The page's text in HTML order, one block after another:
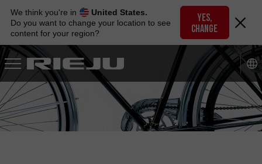
navigation
to
content
We think you're in
United States.
Do you want to change your location to see
content for your region?
YES,
CHANGE